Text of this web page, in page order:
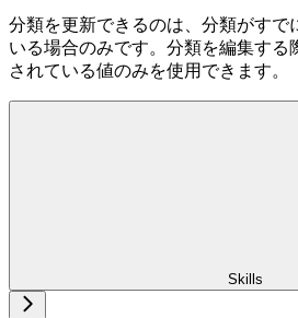
分類を更新できるのは、分類がすで
いる場合のみです。分類を編集する
されている値のみを使用できます。
Skills